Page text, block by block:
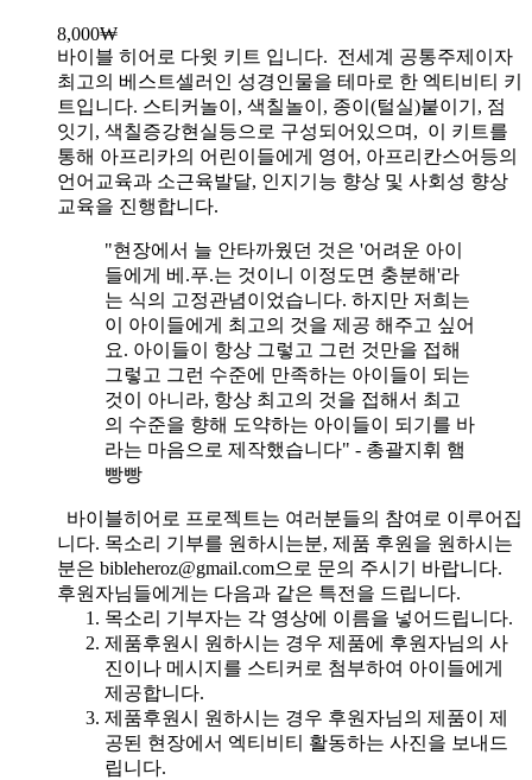
8,000₩
바이블 히어로 다윗 키트 입니다. 전세계 공통주제이자
최고의 베스트셀러인 성경인물을 테마로 한 엑티비티 키
트입니다. 스티커놀이, 색칠놀이, 종이(털실)붙이기, 점
잇기, 색칠증강현실등으로 구성되어있으며, 이 키트를
통해 아프리카의 어린이들에게 영어, 아프리칸스어등의
언어교육과 소근육발달, 인지기능 향상 및 사회성 향상
교육을 진행합니다.
"현장에서 늘 안타까웠던 것은 '어려운 아이
들에게 베.푸.는 것이니 이정도면 충분해'라
는 식의 고정관념이었습니다. 하지만 저희는
이 아이들에게 최고의 것을 제공 해주고 싶어
요. 아이들이 항상 그렇고 그런 것만을 접해
그렇고 그런 수준에 만족하는 아이들이 되는
것이 아니라, 항상 최고의 것을 접해서 최고
의 수준을 향해 도약하는 아이들이 되기를 바
라는 마음으로 제작했습니다" - 총괄지휘 햄
빵빵
바이블히어로 프로젝트는 여러분들의 참여로 이루어집
니다. 목소리 기부를 원하시는분, 제품 후원을 원하시는
분은 bibleheroz@gmail.com으로 문의 주시기 바랍니다.
후원자님들에게는 다음과 같은 특전을 드립니다.
목소리 기부자는 각 영상에 이름을 넣어드립니다.
제품후원시 원하시는 경우 제품에 후원자님의 사
진이나 메시지를 스티커로 첨부하여 아이들에게
제공합니다.
제품후원시 원하시는 경우 후원자님의 제품이 제
공된 현장에서 엑티비티 활동하는 사진을 보내드
립니다.